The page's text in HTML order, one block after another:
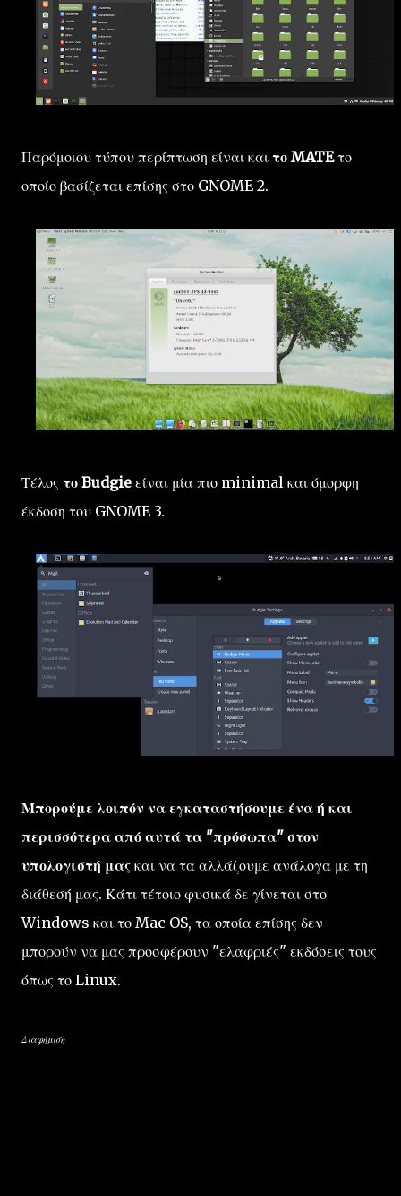
Παρόμοιου τύπου περίπτωση είναι και το MATEτο
οποίο βασίζεται επίσης στο GNOME 2.
Τέλος το Budgie είναι μία πιο minimal και όμορφη
έκδοση του GNOME 3.
Μπορούμε λοιπόν να εγκαταστήσουμε ένα ή και
περισσότερα από αυτά τα "πρόσωπα" στον
υπολογιστή μας και να τα αλλάζουμε ανάλογα με τη
διάθεσή μας. Κάτι τέτοιο φυσικά δε γίνεται στο
Windows και το Mac OS, τα οποία επίσης δεν
μπορούν να μας προσφέρουν "ελαφριές" εκδόσεις τους
όπως το Linux.
Διαφήμιση